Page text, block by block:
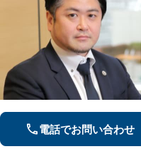
電話でお問い合わせ